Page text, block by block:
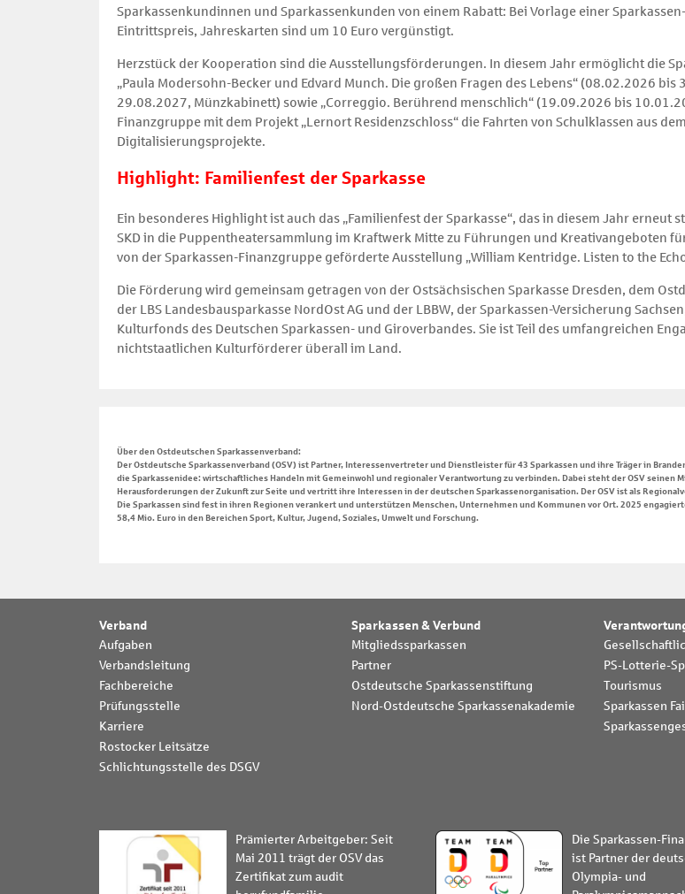
Sparkassenkundinnen und Sparkassenkunden von einem Rabatt: Bei Vorlage einer
Eintrittspreis, Jahreskarten sind um 10 Euro vergünstigt.
Herzstück der Kooperation sind die Ausstellungsförderungen. In diesem Jahr ermöglicht die
„Paula Modersohn-Becker und Edvard Munch. Die großen Fragen des Lebens“ (08.02.2026
29.08.2027, Münzkabinett) sowie „Correggio. Berührend menschlich“ (19.09.2026 bis
Finanzgruppe mit dem Projekt „Lernort Residenzschloss“ die Fahrten von Schulklassen aus
Digitalisierungsprojekte.
Highlight: Familienfest der Sparkasse
Ein besonderes Highlight ist auch das „Familienfest der Sparkasse“, das in diesem Jahr
SKD in die Puppentheatersammlung im Kraftwerk Mitte zu Führungen und Kreativangeboten
von der Sparkassen-Finanzgruppe geförderte Ausstellung „William Kentridge. Listen to the
Die Förderung wird gemeinsam getragen von der Ostsächsischen Sparkasse Dresden, dem
der LBS Landesbausparkasse NordOst AG und der LBBW, der Sparkassen-Versicherung
Kulturfonds des Deutschen Sparkassen- und Giroverbandes. Sie ist Teil des umfangreichen
nichtstaatlichen Kulturförderer überall im Land.
Über den Ostdeutschen Sparkassenverband:
Der Ostdeutsche Sparkassenverband (OSV) ist Partner, Interessenvertreter und Dienstleister für 43 Sparkassen und ihre Träger in
die Sparkassenidee: wirtschaftliches Handeln mit Gemeinwohl und regionaler Verantwortung zu verbinden. Dabei steht der OSV
Herausforderungen der Zukunft zur Seite und vertritt ihre Interessen in der deutschen Sparkassenorganisation. Der OSV ist als
Die Sparkassen sind fest in ihren Regionen verankert und unterstützen Menschen, Unternehmen und Kommunen vor Ort. 2025
58,4 Mio. Euro in den Bereichen Sport, Kultur, Jugend, Soziales, Umwelt und Forschung.
Verband
Aufgaben
Verbandsleitung
Fachbereiche
Prüfungsstelle
Karriere
Rostocker Leitsätze
Schlichtungsstelle des DSGV
Sparkassen & Verbund
Mitgliedssparkassen
Partner
Ostdeutsche Sparkassenstiftung
Nord-Ostdeutsche Sparkassenakademie
PS-Lotterie-
Tourismus
Sparkassen
Prämierter Arbeitgeber: Seit
Mai 2011 trägt der OSV das
Zertifikat zum audit
Die Sparkassen-
ist Partner der
Olympia- und